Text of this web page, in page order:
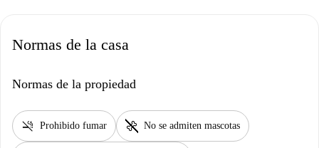
Normas de la casa
Normas de la propiedad
smoke_free Prohibido fumar pet_supplies No se admiten mascotas